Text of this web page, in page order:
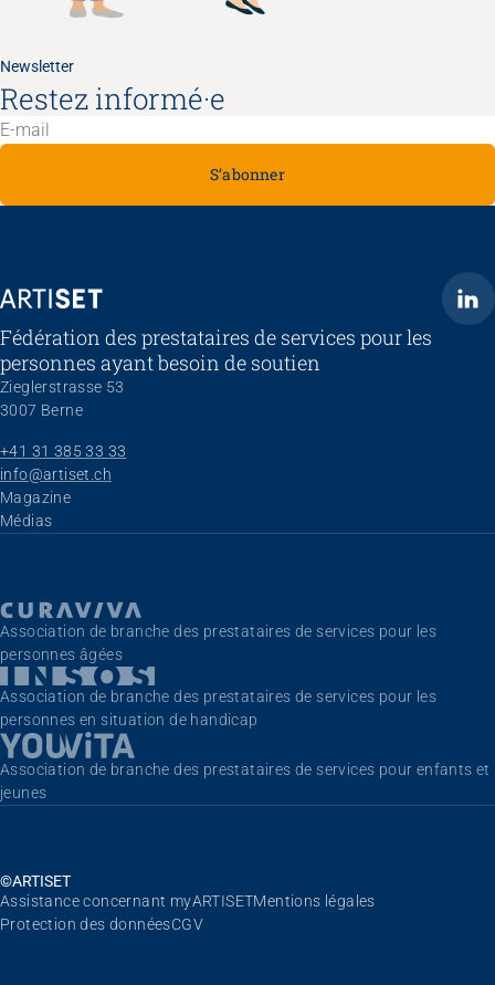
Newsletter
Restez informé·e
S’abonner
ARTISET
Fédération des prestataires de services pour les
personnes ayant besoin de soutien
Zieglerstrasse 53
3007 Berne
+41 31 385 33 33
info@artiset.ch
Aller au contenu
Magazine
Médias
Association de branche des prestataires de services pour les
personnes âgées
Association de branche des prestataires de services pour les
personnes en situation de handicap
Association de branche des prestataires de services pour enfants et
jeunes
©ARTISET
Aller au contenu
Assistance concernant myARTISETMentions légales
Protection des donnéesCGV